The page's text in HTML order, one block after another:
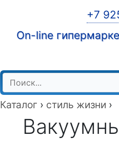
+7
On-line
Каталог › стиль жизни ›